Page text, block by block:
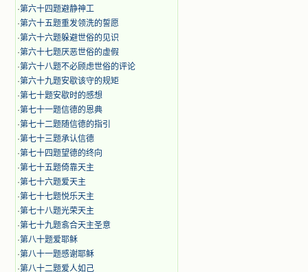
·第六十四题避静神工
·第六十五题重发领洗的誓愿
·第六十六题躲避世俗的见识
·第六十七题厌恶世俗的虚假
·第六十八题不必顾虑世俗的评论
·第六十九题安歇该守的规矩
·第七十题安歇时的感想
·第七十一题信德的恩典
·第七十二题随信德的指引
·第七十三题承认信德
·第七十四题望德的终向
·第七十五题倚靠天主
·第七十六题爱天主
·第七十七题悦乐天主
·第七十八题光荣天主
·第七十九题翕合天主圣意
·第八十题爱耶稣
·第八十一题感谢耶稣
·第八十二题爱人如己